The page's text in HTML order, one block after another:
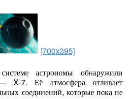
[700x395]
астрономы обнаружили
X‑7. Её атмосфера отливает
соединений, которые пока не